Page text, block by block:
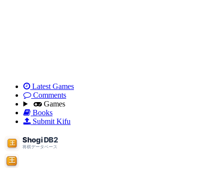
Latest Games
Comments
Games
Books
Submit Kifu